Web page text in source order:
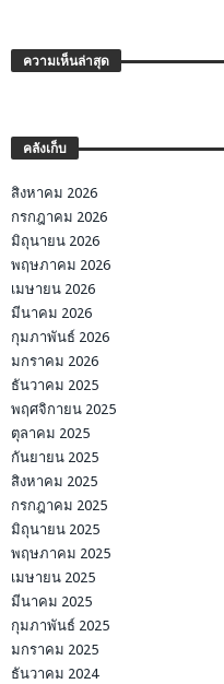
ความเห็นล่าสุด
คลังเก็บ
สิงหาคม 2026
กรกฎาคม 2026
มิถุนายน 2026
พฤษภาคม 2026
เมษายน 2026
มีนาคม 2026
กุมภาพันธ์ 2026
มกราคม 2026
ธันวาคม 2025
พฤศจิกายน 2025
ตุลาคม 2025
กันยายน 2025
สิงหาคม 2025
กรกฎาคม 2025
มิถุนายน 2025
พฤษภาคม 2025
เมษายน 2025
มีนาคม 2025
กุมภาพันธ์ 2025
มกราคม 2025
ธันวาคม 2024